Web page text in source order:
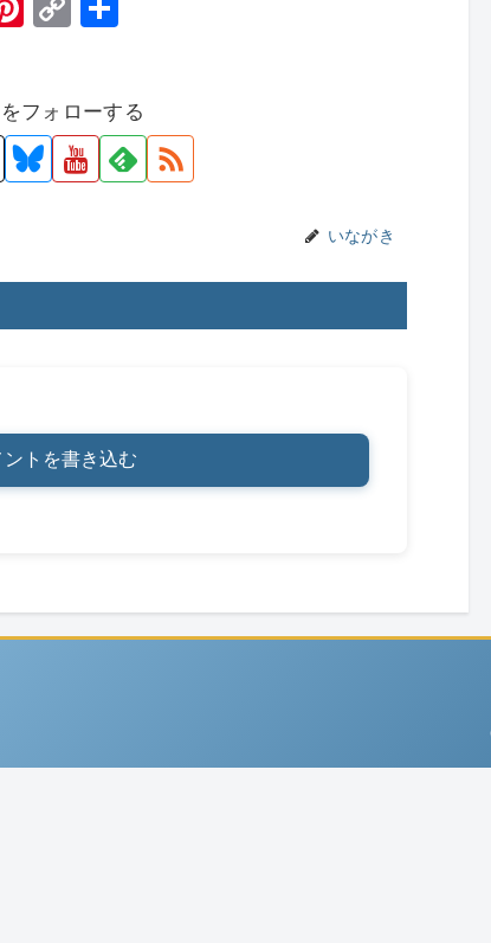
e
st
y
Li
フォローする
いながき
ントを書き込む